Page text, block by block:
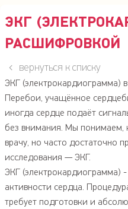
ЭКГ
РАСШИФРОВКОЙ
вернуться к списку
ЭКГ (электрокардиограмма)
Перебои, учащённое
иногда сердце подаёт
без внимания. Мы понимаем,
врачу, но часто достаточно
исследования — ЭКГ.
ЭКГ (электрокардиограмма) -
активности сердца.
требует подготовки и
ЭКГ
Суточный мониторинг
Велоэргометрическая проба
СМАД
Экспресс-тесты (сахар,
ЭКГ с нагрузкой
Биоимпеданосметрия
12-канальное
Кардиореспираторное